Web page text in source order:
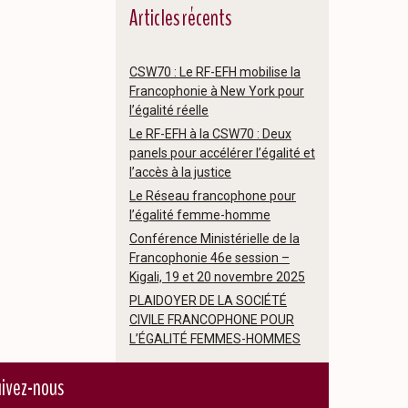
Articles récents
CSW70 : Le RF-EFH mobilise la
Francophonie à New York pour
l’égalité réelle
Le RF-EFH à la CSW70 : Deux
panels pour accélérer l’égalité et
l’accès à la justice
Le Réseau francophone pour
l’égalité femme-homme
Conférence Ministérielle de la
Francophonie 46e session –
Kigali, 19 et 20 novembre 2025
PLAIDOYER DE LA SOCIÉTÉ
CIVILE FRANCOPHONE POUR
L’ÉGALITÉ FEMMES-HOMMES
nous